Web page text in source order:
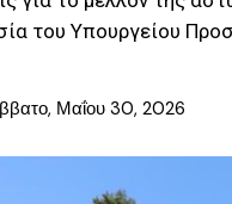
του Υπουργείου
Μαΐου 30, 2026